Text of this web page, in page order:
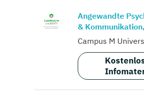
Angewandte
&
Campus M